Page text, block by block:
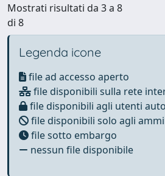
Mostrati risultati da 3 a 8
di 8
Legenda icone
file ad accesso aperto
file disponibili sulla rete
file disponibili agli utenti
file disponibili solo agli
file sotto embargo
nessun file disponibile